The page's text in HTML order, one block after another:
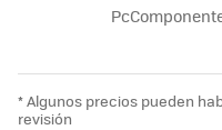
* Algunos precios pueden
revisión